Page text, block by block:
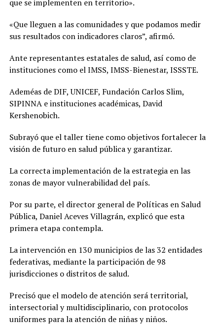
que se implementen en territorio».
«Que lleguen a las comunidades y que podamos medir
sus resultados con indicadores claros”, afirmó.
Ante representantes estatales de salud, así como de
instituciones como el IMSS, IMSS-Bienestar, ISSSTE.
Ademéas de DIF, UNICEF, Fundación Carlos Slim,
SIPINNA e instituciones académicas, David
Kershenobich.
Subrayó que el taller tiene como objetivos fortalecer la
visión de futuro en salud pública y garantizar.
La correcta implementación de la estrategia en las
zonas de mayor vulnerabilidad del país.
Por su parte, el director general de Políticas en Salud
Pública, Daniel Aceves Villagrán, explicó que esta
primera etapa contempla.
La intervención en 130 municipios de las 32 entidades
federativas, mediante la participación de 98
jurisdicciones o distritos de salud.
Precisó que el modelo de atención será territorial,
intersectorial y multidisciplinario, con protocolos
uniformes para la atención de niñas y niños.